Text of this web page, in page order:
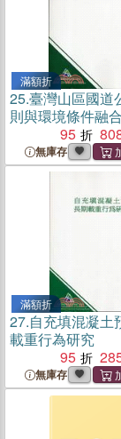
滿額折
25.臺灣山區國道
則與環境條件融
95
無庫存
滿額折
27.自充填混凝土
載重行為研究
95
無庫存